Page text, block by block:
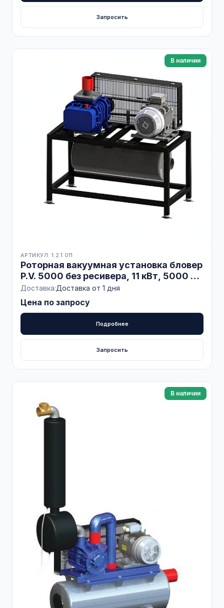
Запросить
В наличии
АРТИКУЛ: 1.2.1.011
Роторная вакуумная установка бловер
P.V. 5000 без ресивера, 11 кВт, 5000 л/
мин, CTA Milk
Доставка:Доставка от 1 дня
Цена по запросу
Подробнее
Запросить
В наличии